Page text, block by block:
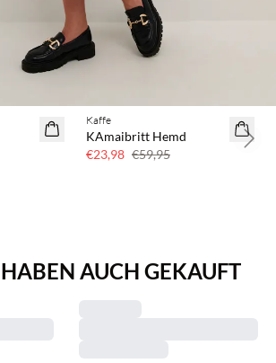
60 % Rabatt
Kaffe
KAmaibritt Hemd
€23,98 €59,95
Next
AUCH GEKAUFT